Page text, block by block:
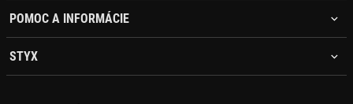
POMOC A INFORMÁCIE
STYX